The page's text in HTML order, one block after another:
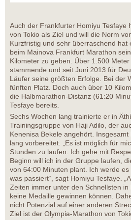
Auch der Frankfurter Homiyu Tesfaye
von Tokio als Ziel und will die Norm
Kurzfristig und sehr überraschend hat
beim Mainova Frankfurt Marathon
Kilometer zu geben. Über 1.500
stammende und seit Juni 2013 für
Läufer seine größten Erfolge. Bei der
fünften Platz. Doch auch über 10
die Halbmarathon-Distanz (61:20
Tesfaye bereits.
Sechs Wochen lang trainierte er in
Trainingsgruppe von Haji Adilo, der
Kenenisa Bekele angehört.
lang vorbereitet. „Es ist möglich für
Stunden zu laufen. Ich gehe mit
Beginn will ich in der Gruppe laufen,
von 64:00 Minuten plant. Ich werde es
was passiert“, sagt Homiyu Tesfaye.
Zeiten immer unter den Schnellsten
keine Medaille gewinnen können.
nicht Potenzial auf einer anderen
Ziel ist der Olympia-Marathon von